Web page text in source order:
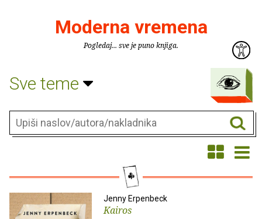
Moderna vremena
Pogledaj... sve je puno knjiga.
Sve teme
Jenny Erpenbeck
Kairos